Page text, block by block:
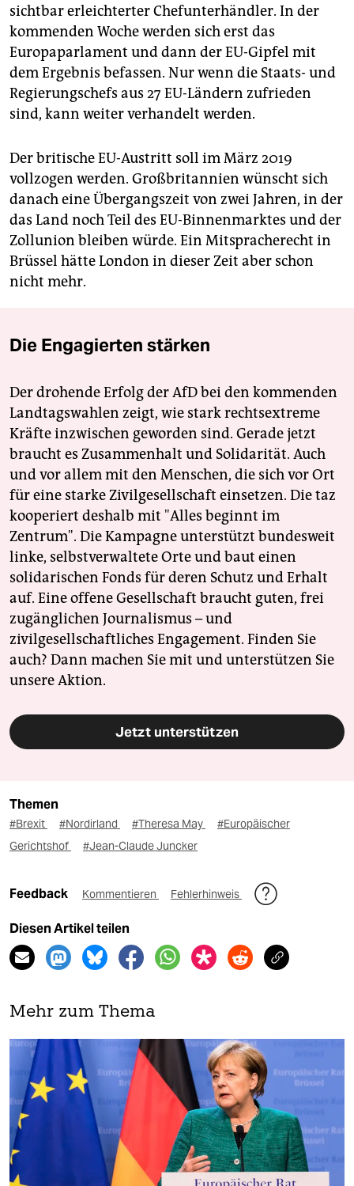
sichtbar erleichterter Chefunterhändler. In der
kommenden Woche werden sich erst das
Europaparlament und dann der EU-Gipfel mit
dem Ergebnis befassen. Nur wenn die Staats- und
Regierungschefs aus 27 EU-Ländern zufrieden
sind, kann weiter verhandelt werden.
Der britische EU-Austritt soll im März 2019
vollzogen werden. Großbritannien wünscht sich
danach eine Übergangszeit von zwei Jahren, in der
das Land noch Teil des EU-Binnenmarktes und der
Zollunion bleiben würde. Ein Mitspracherecht in
Brüssel hätte London in dieser Zeit aber schon
nicht mehr.
Die Engagierten stärken
Der drohende Erfolg der AfD bei den kommenden
Landtagswahlen zeigt, wie stark rechtsextreme
Kräfte inzwischen geworden sind. Gerade jetzt
braucht es Zusammenhalt und Solidarität. Auch
und vor allem mit den Menschen, die sich vor Ort
für eine starke Zivilgesellschaft einsetzen. Die taz
kooperiert deshalb mit "Alles beginnt im
Zentrum". Die Kampagne unterstützt bundesweit
linke, selbstverwaltete Orte und baut einen
solidarischen Fonds für deren Schutz und Erhalt
auf. Eine offene Gesellschaft braucht guten, frei
zugänglichen Journalismus – und
zivilgesellschaftliches Engagement. Finden Sie
auch? Dann machen Sie mit und unterstützen Sie
unsere Aktion.
Jetzt unterstützen
Themen
#Brexit #Nordirland #Theresa May
#Europäischer
Gerichtshof
#Jean-Claude Juncker
Feedback Kommentieren Fehlerhinweis
Diesen Artikel teilen
Mehr zum Thema